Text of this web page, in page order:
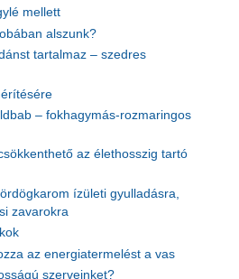
mellett
alszunk?
tartalmaz – szedres
– fokhagymás-rozmaringos
az élethosszig tartó
ízületi gyulladásra,
zavarokra
az energiatermelést a vas
szerveinket?